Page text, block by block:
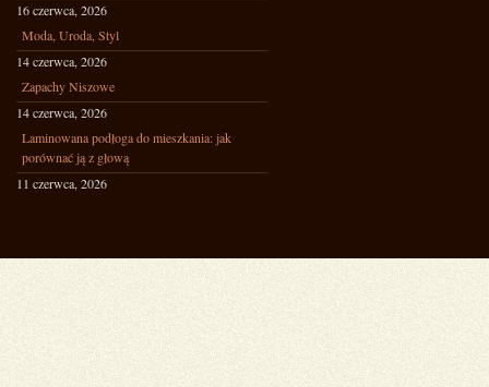
16 czerwca, 2026
Moda, Uroda, Styl
14 czerwca, 2026
Zapachy Niszowe
14 czerwca, 2026
Laminowana podłoga do mieszkania: jak
porównać ją z głową
11 czerwca, 2026